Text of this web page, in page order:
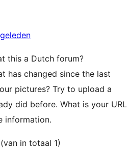
this a Dutch forum?
has changed since the last
pictures? Try to upload a
did before. What is your URL
information.
in totaal 1)